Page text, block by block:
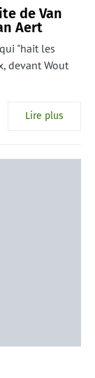
de Van
Aert
"hait les
devant Wout
Lire plus